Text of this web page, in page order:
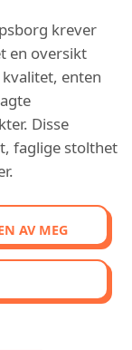
krever
en oversikt
enten
Disse
faglige stolthet
AV MEG